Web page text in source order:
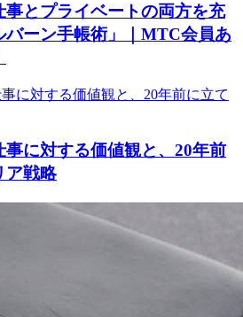
事とプライベートの両方を充
バーン手帳術」｜MTC会員あ
事に対する価値観と、20年前
ア戦略